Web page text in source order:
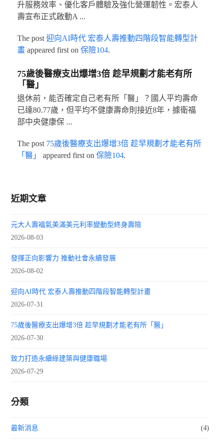
升服務效率、優化客戶體驗及強化營運韌性。宏泰人
壽宣布正式啟動A ...
The post 迎向AI時代 宏泰人壽推動四階段智能轉型計
畫appeared first on 保險104.
75歲後醫療支出爆增3倍 趁早規劃才能老有所
「醫」
退休前，能否確定自己老有所「醫」？國人平均壽命
已達80.77歲，但平均不健康壽命則接近8年，據衛福
部中央健康保 ...
The post 75歲後醫療支出爆增3倍 趁早規劃才能老有所
「醫」
appeared first on 保險104.
近期文章
元大人壽福氣美滿美元利率變動型終身壽險
2026-08-03
發揮正向影響力 推動社會永續發展
2026-08-02
迎向AI時代 宏泰人壽推動四階段智能轉型計畫
2026-07-31
75歲後醫療支出爆增3倍 趁早規劃才能老有所「醫」
2026-07-30
致力打造永續綠建築與健康職場
2026-07-29
分類
最新消息 (4)